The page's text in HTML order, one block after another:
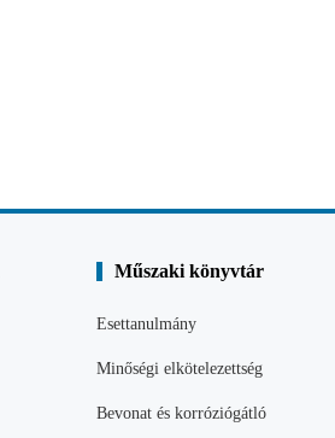
Műszaki könyvtár
Esettanulmány
Minőségi elkötelezettség
Bevonat és korróziógátló